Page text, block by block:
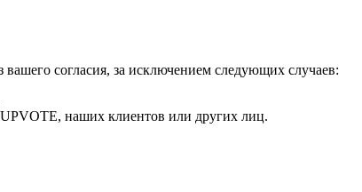
согласия, за исключением следующих случаев:
наших клиентов или других лиц.